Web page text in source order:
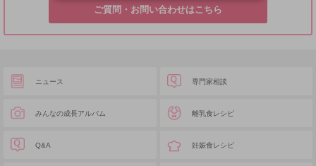
ご質問・お問い合わせはこちら
ニュース
みんなの成長アルバム
Q&A
専門家相談
離乳食レシピ
妊娠食レシピ